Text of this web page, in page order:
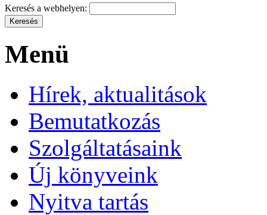
Keresés a webhelyen:
Menü
Hírek, aktualitások
Bemutatkozás
Szolgáltatásaink
Új könyveink
Nyitva tartás